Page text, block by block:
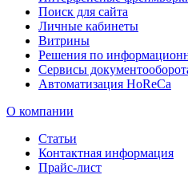
Поиск для сайта
Личные кабинеты
Витрины
Решения по
Сервисы
Автоматизация HoReCa
О компании
Статьи
Контактная информация
Прайс-лист